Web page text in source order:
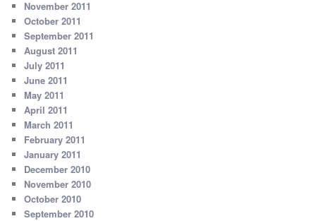
November 2011
October 2011
September 2011
August 2011
July 2011
June 2011
May 2011
April 2011
March 2011
February 2011
January 2011
December 2010
November 2010
October 2010
September 2010